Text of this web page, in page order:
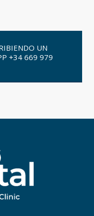
UN
+34 669 979